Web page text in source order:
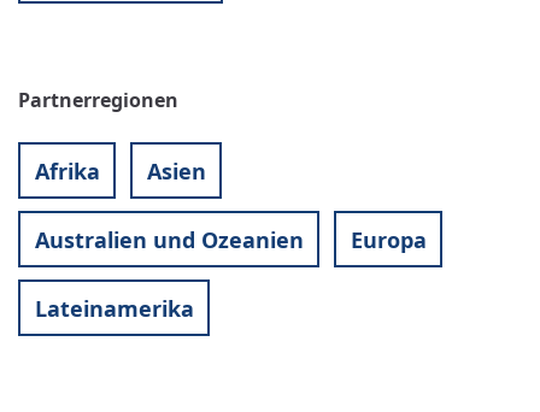
Partnerregionen
Afrika Asien
Australien und Ozeanien Europa
Lateinamerika